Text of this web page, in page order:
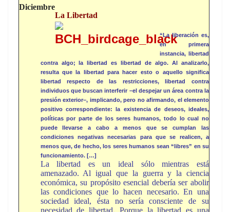
Diciembre
La Libertad
“La liberación es,
en primera
instancia, libertad
contra algo; la libertad es libertad de algo. Al analizarlo,
resulta que la libertad para hacer esto o aquello significa
libertad respecto de las restricciones, libertad contra
individuos que buscan interferir –el despejar un área contra la
presión exterior–, implicando, pero no afirmando, el elemento
positivo correspondiente: la existencia de deseos, ideales,
políticas por parte de los seres humanos, todo lo cual no
puede llevarse a cabo a menos que se cumplan las
condiciones negativas necesarias para que se realicen, a
menos que, de hecho, los seres humanos sean “libres” en su
funcionamiento. […]
La libertad es un ideal sólo mientras está
amenazado. Al igual que la guerra y la ciencia
económica, su propósito esencial debería ser abolir
las condiciones que lo hacen necesario. En una
sociedad ideal, ésta no sería consciente de su
necesidad de libertad. Porque la libertad es una